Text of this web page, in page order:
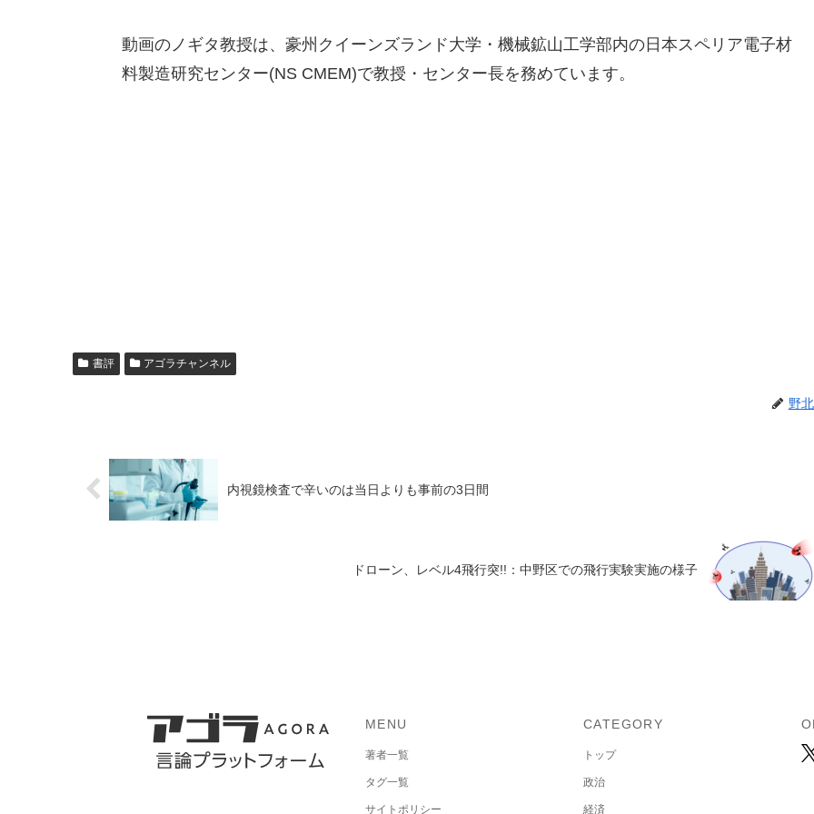
動画のノギタ教授は、豪州クイーンズランド大学・機械鉱山工学部内の日本スペリア電子材
料製造研究センター(NS CMEM)で教授・センター長を務めています。
書評 アゴラチャンネル
野
内視鏡検査で辛いのは当日よりも事前の3日間
ドローン、レベル4飛行突!!：中野区での飛行実験実施の様子
MENU
著者一覧
タグ一覧
サイトポリシー
CATEGORY
トップ
政治
経済